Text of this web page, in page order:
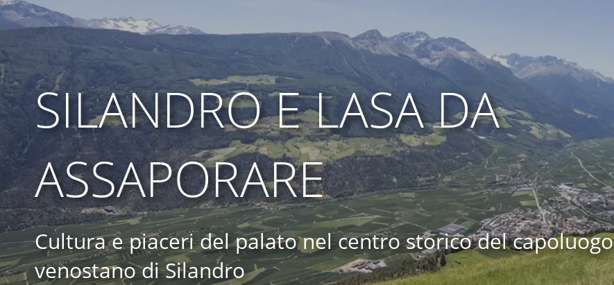
SILANDRO E LASA DA
ASSAPORARE
Cultura e piaceri del palato nel centro storico del capoluogo
venostano di Silandro